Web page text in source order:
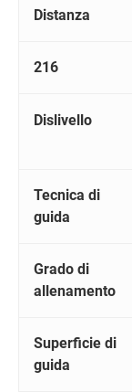
Distanza
216
Dislivello
Tecnica di
guida
Grado di
allenamento
Superficie di
guida